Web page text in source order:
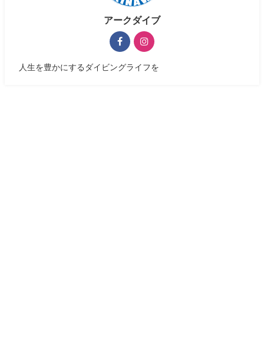
アークダイブ
人生を豊かにするダイビングライフを